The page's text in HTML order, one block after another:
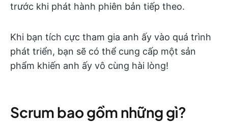
trước khi phát hành phiên bản tiếp theo.
Khi bạn tích cực tham gia anh ấy vào quá trình
phát triển, bạn sẽ có thể cung cấp một sản
phẩm khiến anh ấy vô cùng hài lòng!
Scrum bao gồm những gì?